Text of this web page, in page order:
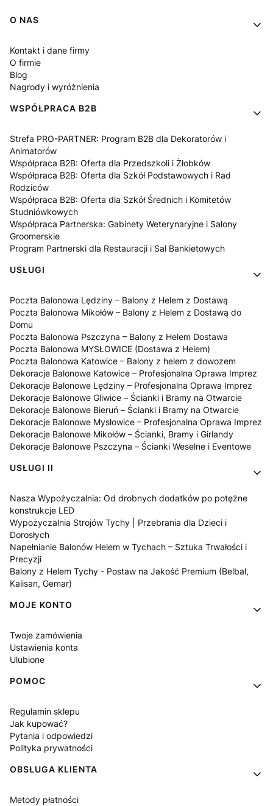
Linki w stopce
O NAS
Kontakt i dane firmy
O firmie
Blog
Nagrody i wyróżnienia
WSPÓŁPRACA B2B
Strefa PRO-PARTNER: Program B2B dla Dekoratorów i
Animatorów
Współpraca B2B: Oferta dla Przedszkoli i Żłobków
Współpraca B2B: Oferta dla Szkół Podstawowych i Rad
Rodziców
Współpraca B2B: Oferta dla Szkół Średnich i Komitetów
Studniówkowych
Współpraca Partnerska: Gabinety Weterynaryjne i Salony
Groomerskie
Program Partnerski dla Restauracji i Sal Bankietowych
USŁUGI
Poczta Balonowa Lędziny – Balony z Helem z Dostawą
Poczta Balonowa Mikołów – Balony z Helem z Dostawą do
Domu
Poczta Balonowa Pszczyna – Balony z Helem Dostawa
Poczta Balonowa MYSŁOWICE (Dostawa z Helem)
Poczta Balonowa Katowice – Balony z helem z dowozem
Dekoracje Balonowe Katowice – Profesjonalna Oprawa Imprez
Dekoracje Balonowe Lędziny – Profesjonalna Oprawa Imprez
Dekoracje Balonowe Gliwice – Ścianki i Bramy na Otwarcie
Dekoracje Balonowe Bieruń – Ścianki i Bramy na Otwarcie
Dekoracje Balonowe Mysłowice – Profesjonalna Oprawa Imprez
Dekoracje Balonowe Mikołów – Ścianki, Bramy i Girlandy
Dekoracje Balonowe Pszczyna – Ścianki Weselne i Eventowe
USŁUGI II
Nasza Wypożyczalnia: Od drobnych dodatków po potężne
konstrukcje LED
Wypożyczalnia Strojów Tychy | Przebrania dla Dzieci i
Dorosłych
Napełnianie Balonów Helem w Tychach – Sztuka Trwałości i
Precyzji
Balony z Helem Tychy - Postaw na Jakość Premium (Belbal,
Kalisan, Gemar)
MOJE KONTO
Twoje zamówienia
Ustawienia konta
Ulubione
POMOC
Regulamin sklepu
Jak kupować?
Pytania i odpowiedzi
Polityka prywatności
OBSŁUGA KLIENTA
Metody płatności